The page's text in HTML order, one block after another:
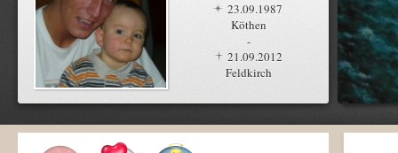
23.09.1987
Köthen
-
21.09.2012
Feldkirch